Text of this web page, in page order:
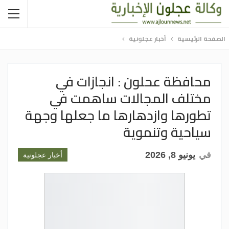
الصفحة الرئيسية أخبار عجلونية
محافظة عحلون : انجازات في
مختلف المجالات ساهمت في
تطورها وازدهارها ما جعلها وجهة
سياحية وتنموية
أخبار عجلونية في يونيو 8, 2026